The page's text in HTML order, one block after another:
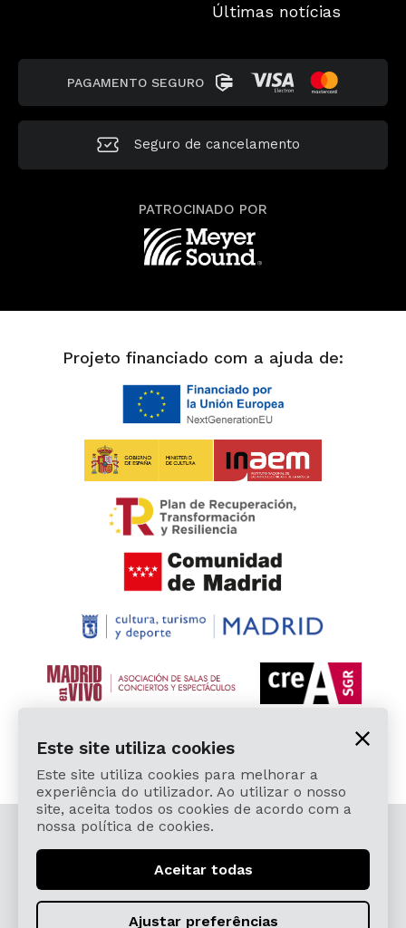
Últimas notícias
PAGAMENTO SEGURO
Seguro de cancelamento
PATROCINADO POR
Projeto financiado com a ajuda de:
© 2026 Cardamomo Flamenco Madrid - Todos os
direitos reservados.
Este site utiliza cookies
Este site utiliza cookies para melhorar a
experiência do utilizador. Ao utilizar o nosso
site, aceita todos os cookies de acordo com a
nossa política de cookies.
Aceitar todas
Ajustar preferências